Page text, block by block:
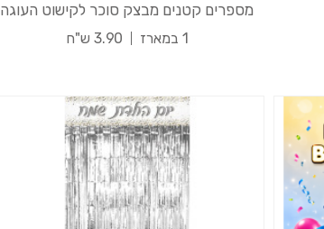
מספרים קטנים מבצק סוכר לקישוט העוגה
1 במארז 3.90 ש"ח